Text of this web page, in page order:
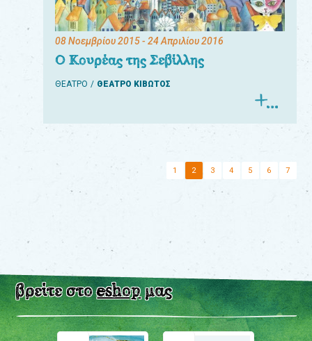
08 Νοεμβρίου 2015- 24 Απριλίου 2016
Ο Κουρέας της Σεβίλλης
ΘΕΑΤΡΟ ΘΕΑΤΡΟ ΚΙΒΩΤΟΣ
1 2 3 4 5 6 7
βρείτε στοeshopμας